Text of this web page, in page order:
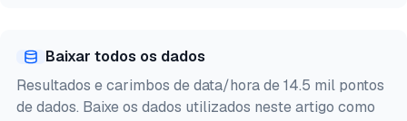
@misc{sipi2026,
  author = {Şipi, Nazlı},
title  = {{Principais 4 Google Play Scraping
Baixar todos os dados
Resultados e carimbos de data/hora de 14.5 mil pontos
de dados. Baixe os dados utilizados neste artigo como